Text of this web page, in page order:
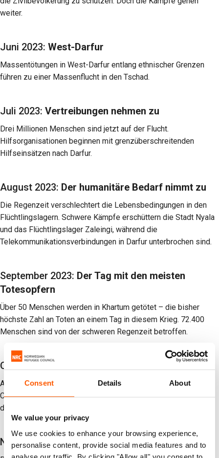
Consent Details About
We value your privacy
We use cookies to enhance your browsing experience,
personalise content, provide social media features and to
weiter.
Juni 2023: West-Darfur
Massentötungen in West-Darfur entlang ethnischer Grenzen
führen zu einer Massenflucht in den Tschad.
Juli 2023: Vertreibungen nehmen zu
Drei Millionen Menschen sind jetzt auf der Flucht.
Hilfsorganisationen beginnen mit grenzüberschreitenden
Hilfseinsätzen nach Darfur.
August 2023: Der humanitäre Bedarf nimmt zu
Die Regenzeit verschlechtert die Lebensbedingungen in den
Flüchtlingslagern. Schwere Kämpfe erschüttern die Stadt Nyala
und das Flüchtlingslager Zaleingi, während die
Telekommunikationsverbindungen in Darfur unterbrochen sind.
September 2023: Der Tag mit den meisten
Totesopfern
Über 50 Menschen werden in Khartum getötet – die bisher
höchste Zahl an Toten an einem Tag in diesem Krieg. 72.400
Menschen sind von der schweren Regenzeit betroffen.
Oktober 2023:
Aus Gedaref, Al-Dschazira und Khartum wird der Ausbruch von
Cholera gemeldet. Am Weißen Nil werden weitere Todesfälle
durch Masern gemeldet.
November 2023:Ethnisch motivierte Übergriffe